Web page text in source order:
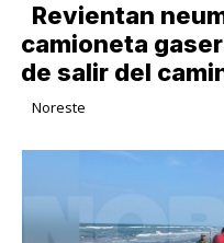
Revientan
camioneta
de salir del
Noreste